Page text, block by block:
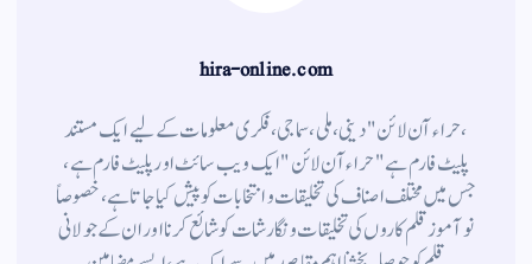
hira-online.com
،حراء آن لائن" دینی ، ملی ، سماجی ، فکری معلومات کے لیے ایک مستند
پلیٹ فارم ہے " حراء آن لائن " ایک ویب سائٹ اور پلیٹ فارم ہے ،
جس میں مختلف اصناف کی تخلیقات و انتخابات کو پیش کیا جاتا ہے ، خصوصاً
نوآموز قلم کاروں کی تخلیقات و نگارشات کو شائع کرنا اور ان کے جولانی